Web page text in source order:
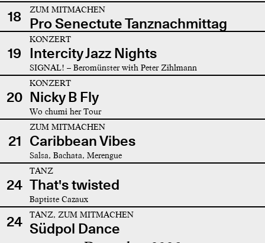
18 ZUM MITMACHEN
Pro Senectute Tanznachmittag
19
KONZERT
Intercity Jazz Nights
SIGNAL! – Beromünster with Peter Zihlmann
20
KONZERT
Nicky B Fly
Wo chumi her Tour
21
ZUM MITMACHEN
Caribbean Vibes
Salsa, Bachata, Merengue
24
TANZ
That's twisted
Baptiste Cazaux
24 TANZ, ZUM MITMACHEN
Südpol Dance